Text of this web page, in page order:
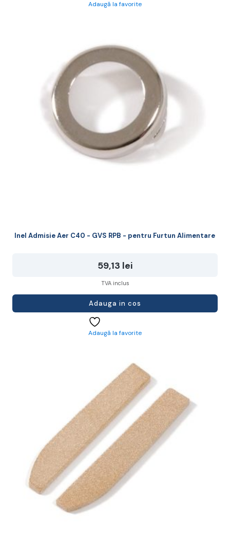
Adaugă la favorite
Inel Admisie Aer C40 - GVS RPB - pentru Furtun Alimentare
59,13 lei
TVA inclus
Adauga in cos
Adaugă la favorite